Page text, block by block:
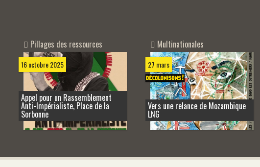
Pillages des ressources
16 octobre 2025
Appel pour un Rassemblement
Anti-Impérialiste, Place de la
Sorbonne
Multinationales
27 mars
Vers une relance de Mozambique
LNG